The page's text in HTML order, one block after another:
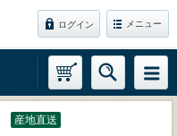
ログイン メニュー
産地直送